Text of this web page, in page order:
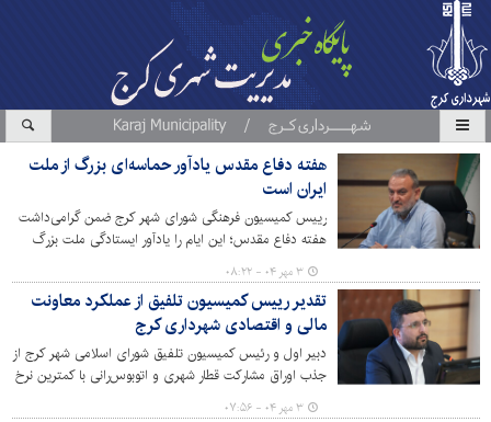
هفته دفاع مقدس یادآور حماسه‌ای بزرگ از ملت
ایران است
رییس کمیسیون فرهنگی شورای شهر کرج ضمن گرامی‌داشت
هفته دفاع مقدس؛ این ایام را یادآور ایستادگی ملت بزرگ
ایران در برابر تجاوزِ دشمنان، عنوان کرد.
۳ مهر ۰۴ - ۰۸:۲۲
تقدیر رییس کمیسیون تلفیق از عملکرد معاونت
مالی و اقتصادی شهرداری کرج
دبیر اول و رئیس کمیسیون تلفیق شورای اسلامی شهر کرج از
جذب اوراق مشارکت قطار شهری و اتوبوس‌رانی با کمترین نرخ
تقدیر کرد.
۳ مهر ۰۴ - ۰۷:۵۶